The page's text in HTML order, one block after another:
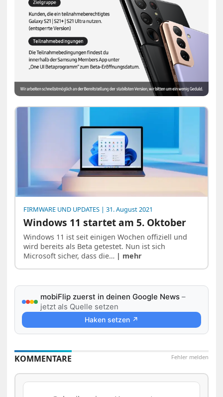
FIRMWARE UND UPDATES | 31. August 2021
Windows 11 startet am 5. Oktober
Windows 11 ist seit einigen Wochen offiziell und
wird bereits als Beta getestet. Nun ist sich
Microsoft sicher, dass die… | mehr
mobiFlip zuerst in deinen Google News –
jetzt als Quelle setzen
Haken setzen ↗
Fehler melden
KOMMENTARE